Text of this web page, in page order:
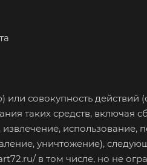
или совокупность
таких средств, включая
использование,
уничтожение),
в том числе, но не